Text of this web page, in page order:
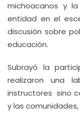
michoacanos y
entidad en el
discusión sobre
educación.
Subrayó la
realizaron una
instructores sino
y las